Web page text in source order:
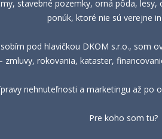
stavebné pozemky, orná pôda,
ponúk, ktoré nie sú verejne
pod hlavičkou DKOM s.r.o., som
– zmluvy, rokovania, kataster,
nehnuteľnosti a marketingu až po
Pre koho som tu?